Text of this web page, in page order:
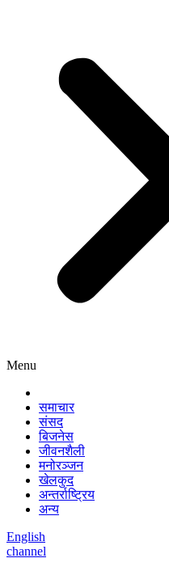
Menu
समाचार
संसद
बिजनेस
जीवनशैली
मनोरञ्जन
खेलकुद
अन्तर्राष्ट्रिय
अन्य
English
channel